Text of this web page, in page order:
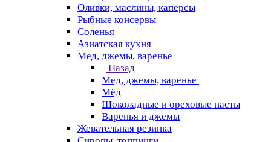
Оливки, маслины, каперсы
Рыбные консервы
Соленья
Азиатская кухня
Мед, джемы, варенье
Назад
Мед, джемы, варенье
Мёд
Шоколадные и ореховые пасты
Варенья и джемы
Жевательная резинка